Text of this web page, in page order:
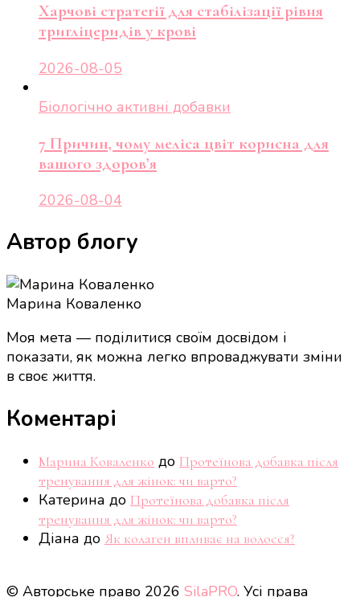
Харчові стратегії для стабілізації рівня
тригліцеридів у крові
2026-08-05
Біологічно активні добавки
7 Причин, чому меліса цвіт корисна для
вашого здоров’я
2026-08-04
Автор блогу
Марина Коваленко
Моя мета — поділитися своїм досвідом і
показати, як можна легко впроваджувати зміни
в своє життя.
Коментарі
Марина Коваленко до Протеїнова добавка після
тренування для жінок: чи варто?
Катерина до Протеїнова добавка після
тренування для жінок: чи варто?
Діана до Як колаген впливає на волосся?
© Авторське право 2026 SilaPRO. Усі права